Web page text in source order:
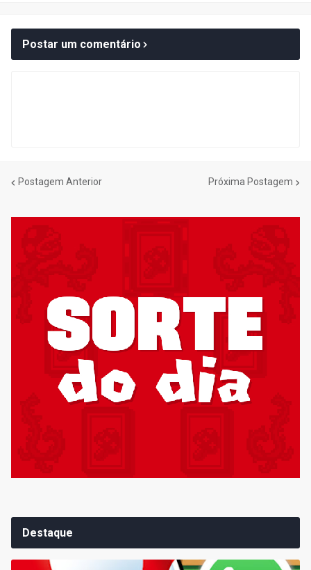
Postar um comentário
Postagem Anterior Próxima Postagem
Destaque